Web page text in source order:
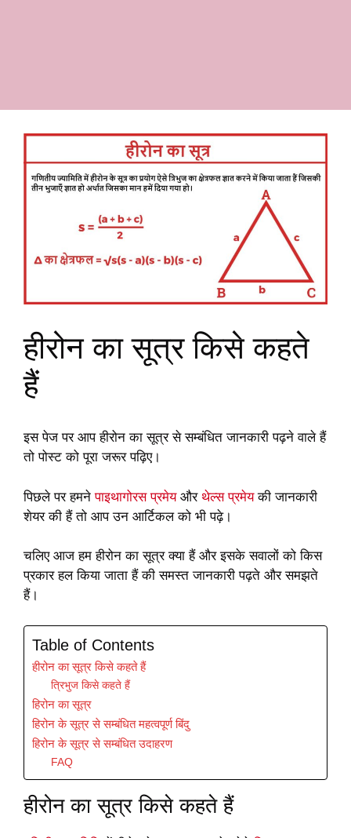
हीरोन का सूत्र किसे कहते
हैं
इस पेज पर आप हीरोन का सूत्र से सम्बंधित जानकारी पढ़ने वाले हैं
तो पोस्ट को पूरा जरूर पढ़िए।
पिछले पर हमनेपाइथागोरस प्रमेयऔर थेल्स प्रमेयकी जानकारी
शेयर की हैं तो आप उन आर्टिकल को भी पढ़े।
चलिए आज हम हीरोन का सूत्र क्या हैं और इसके सवालों को किस
प्रकार हल किया जाता हैं की समस्त जानकारी पढ़ते और समझते
हैं।
Table of Contents
हीरोन का सूत्र किसे कहते हैं
त्रिभुज किसे कहते हैं
हिरोन का सूत्र
हिरोन के सूत्र से सम्बंधित महत्वपूर्ण बिंदु
हिरोन के सूत्र से सम्बंधित उदाहरण
FAQ
हीरोन का सूत्र किसे कहते हैं